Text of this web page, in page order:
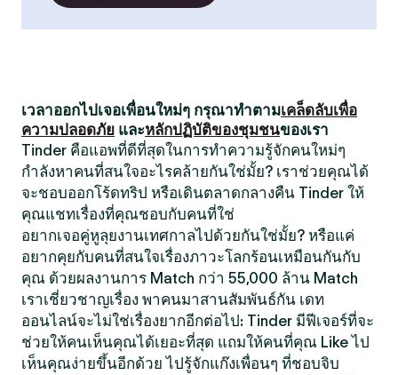
เวลาออกไปเจอเพื่อนใหม่ๆ กรุณาทำตามเคล็ดลับเพื่อ
ความปลอดภัย และหลักปฏิบัติของชุมชนของเรา
Tinder คือแอพที่ดีที่สุดในการทำความรู้จักคนใหม่ๆ
กำลังหาคนที่สนใจอะไรคล้ายกันใช่มั้ย? เราช่วยคุณได้
จะชอบออกโร้ดทริป หรือเดินตลาดกลางคืน Tinder ให้
คุณแชทเรื่องที่คุณชอบกับคนที่ใช่
อยากเจอคู่หูลุยงานเทศกาลไปด้วยกันใช่มั้ย? หรือแค่
อยากคุยกับคนที่สนใจเรื่องภาวะโลกร้อนเหมือนกันกับ
คุณ ด้วยผลงานการ Match กว่า 55,000 ล้าน Match
เราเชี่ยวชาญเรื่อง พาคนมาสานสัมพันธ์กัน เดท
ออนไลน์จะไม่ใช่เรื่องยากอีกต่อไป: Tinder มีฟีเจอร์ที่จะ
ช่วยให้คนเห็นคุณได้เยอะที่สุด แถมให้คนที่คุณ Like ไป
เห็นคุณง่ายขึ้นอีกด้วย ไปรู้จักแก๊งเพื่อนๆ ที่ชอบจิบ